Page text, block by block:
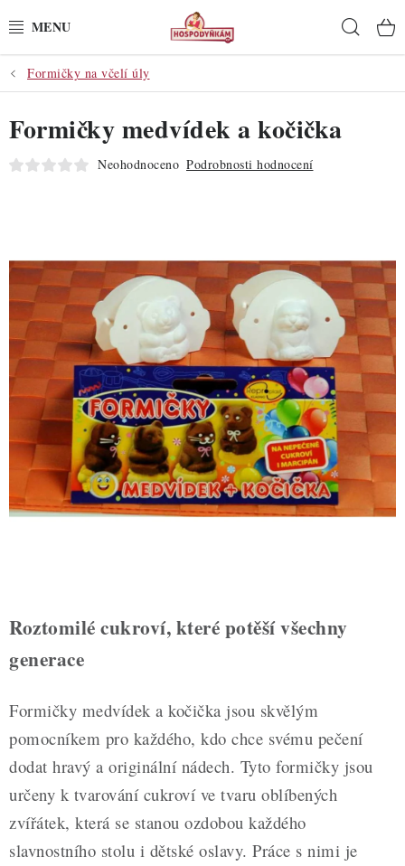
na
POTŘEBY
POMŮCKY
SUROVINY
PRO OSLAVY
DO KUCHYNĚ
POCHUTINY
ZDRAVÉ PEČENÍ
DÁRKOVÉ POUKAZY
TÉMATICKÉ PRODUKTY
Hodnocení obchodu
Blog
Moje objednávka
Podmínky ochrany osobních údajů
Formičky na včelí úly
Roztomilé cukroví, které potěší všechny
generace
Formičky medvídek a kočička jsou skvělým
pomocníkem pro každého, kdo chce svému pečení
dodat hravý a originální nádech. Tyto formičky jsou
určeny k tvarování cukroví ve tvaru oblíbených
zvířátek, která se stanou ozdobou každého
slavnostního stolu i dětské oslavy. Práce s nimi je
Formičky medvídek a kočička
Neohodnoceno Podrobnosti hodnocení